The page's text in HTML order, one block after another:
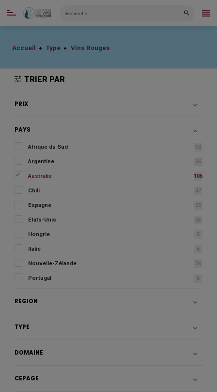
CATÉGORIES
Accueil Type Vins Rouges
TRIER PAR
PRIX 
PAYS 
Afrique du Sud 52
Argentine 36
 Australie 106
Chili 47
Espagne 25
Etats-Unis 23
Hongrie 5
Italie 6
Nouvelle-Zélande 26
Portugal 6
RÉGION 
TYPE 
DOMAINE 
CÉPAGE 